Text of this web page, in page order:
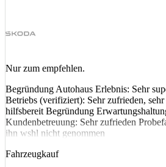
Nur zum empfehlen.
Begründung Autohaus Erlebnis: Sehr
Betriebs (verifiziert): Sehr zufrieden,
hilfsbereit Begründung
Kundenbetreuung: Sehr zufrieden
ihn wshl nicht genommen
Fahrzeugkauf